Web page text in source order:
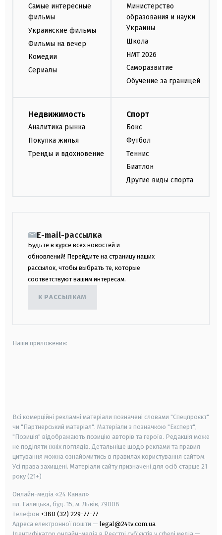
Самые интересные
фильмы
Украинские фильмы
Фильмы на вечер
Комедии
Сериалы
Министерство
образования и науки
Украины
Школа
НМТ 2026
Саморазвитие
Обучение за границей
Недвижимость
Аналитика рынка
Покупка жилья
Тренды и вдохновение
Спорт
Бокс
Футбол
Теннис
Биатлон
Другие виды спорта
E-mail-рассылка
Будьте в курсе всех новостей и
обновлений! Перейдите на страницу наших
рассылок, чтобы выбрать те, которые
соответствуют вашим интересам.
К РАССЫЛКАМ
Наши приложения:
Всі комерційні рекламні матеріали позначені словами "Спецпроєкт"
чи "Партнерський матеріал". Матеріали з позначкою "Експерт",
"Позиція" відображають позицію авторів та героїв. Редакція може
не поділяти їхніх поглядів. Детальніше щодо реклами та правил
цитування можна ознайомитись в правилах користування сайтом.
Усі права захищені. Матеріали сайту призначені для осіб старше 21
року (21+)
Онлайн-медіа «24 Канал»
пл. Галицька, буд. 15, м. Львів, 79008
Телефон +380 (32) 229-77-77
Адреса електронної пошти — legal@24tv.com.ua